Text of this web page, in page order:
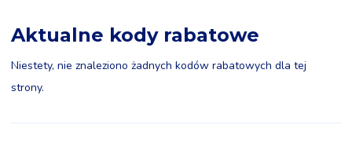
Aktualne kody rabatowe
Niestety, nie znaleziono żadnych kodów rabatowych dla tej
strony.